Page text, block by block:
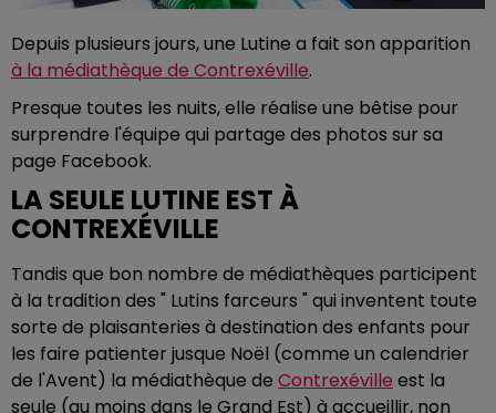
Depuis plusieurs jours, une Lutine a fait son apparition
à la médiathèque de Contrexéville.
Presque toutes les nuits, elle réalise une bêtise pour
surprendre l'équipe qui partage des photos sur sa
page Facebook.
LA SEULE LUTINE EST À
CONTREXÉVILLE
Tandis que bon nombre de médiathèques participent
à la tradition des " Lutins farceurs " qui inventent toute
sorte de plaisanteries à destination des enfants pour
les faire patienter jusque Noël (comme un calendrier
de l'Avent) la médiathèque de Contrexéville est la
seule (au moins dans le Grand Est) à accueillir, non